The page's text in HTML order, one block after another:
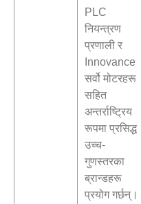
PLC
नियन्त्रण
प्रणाली र
Innovance
सर्वो मोटरहरू
सहित
अन्तर्राष्ट्रिय
रूपमा प्रसिद्ध
उच्च-
गुणस्तरका
ब्रान्डहरू
प्रयोग गर्छन्।